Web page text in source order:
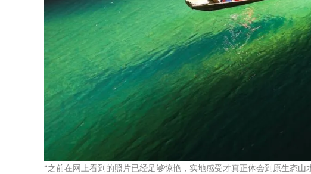
“之前在网上看到的照片已经足够惊艳，实地感受才真正体会到原生态